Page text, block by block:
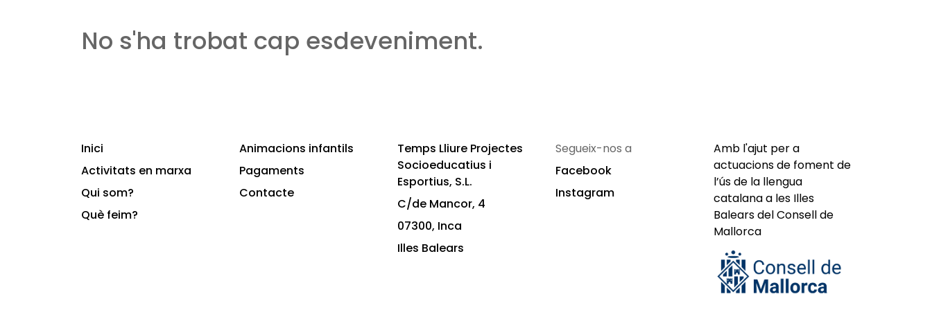
No s'ha trobat cap esdeveniment.
Inici
Activitats en marxa
Qui som?
Què feim?
Animacions infantils
Pagaments
Contacte
Temps Lliure Projectes
Socioeducatius i
Esportius, S.L.
C/de Mancor, 4
07300, Inca
Illes Balears
Segueix-nos a
Facebook
Instagram
Amb l'ajut per a
actuacions de foment de
l’ús de la llengua
catalana a les Illes
Balears del Consell de
Mallorca